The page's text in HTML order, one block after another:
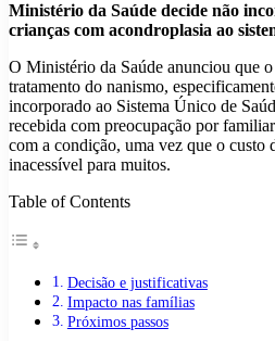
Ministério da Saúde decide não
crianças com acondroplasia ao
O Ministério da Saúde anunciou que
tratamento do nanismo,
incorporado ao Sistema Único de
recebida com preocupação por
com a condição, uma vez que o custo
inacessível para muitos.
Table of Contents
Decisão e justificativas
Impacto nas famílias
Próximos passos